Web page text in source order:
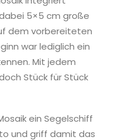
5×5 cm große
dem vorbereiteten
war lediglich ein
Mit jedem
Stück für Stück
ein Segelschiff
und griff damit das